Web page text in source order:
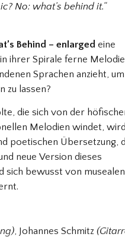
No: what’s behind it.“
Behind – enlarged eine
ihrer Spirale ferne
Sprachen anzieht, um
zu lassen?
die sich von der
Melodien windet,
poetischen Übersetzung,
neue Version dieses
sich bewusst von musealen
, Johannes Schmitz